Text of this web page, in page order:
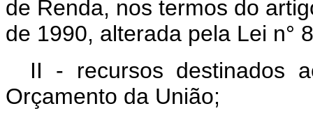
de Renda, nos termos do
de 1990, alterada pela Lei n°
II - recursos destinados
Orçamento da União;